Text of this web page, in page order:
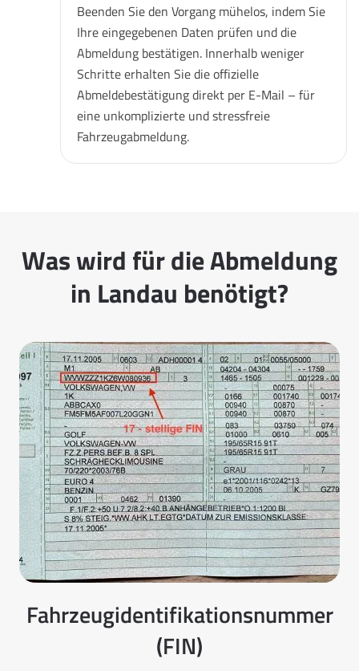
Beenden Sie den Vorgang mühelos, indem Sie
Ihre eingegebenen Daten prüfen und die
Abmeldung bestätigen. Innerhalb weniger
Schritte erhalten Sie die offizielle
Abmeldebestätigung direkt per E-Mail – für
eine unkomplizierte und stressfreie
Fahrzeugabmeldung.
Was wird für die Abmeldung
in Landau benötigt?
Fahrzeugidentifikationsnummer
(FIN)